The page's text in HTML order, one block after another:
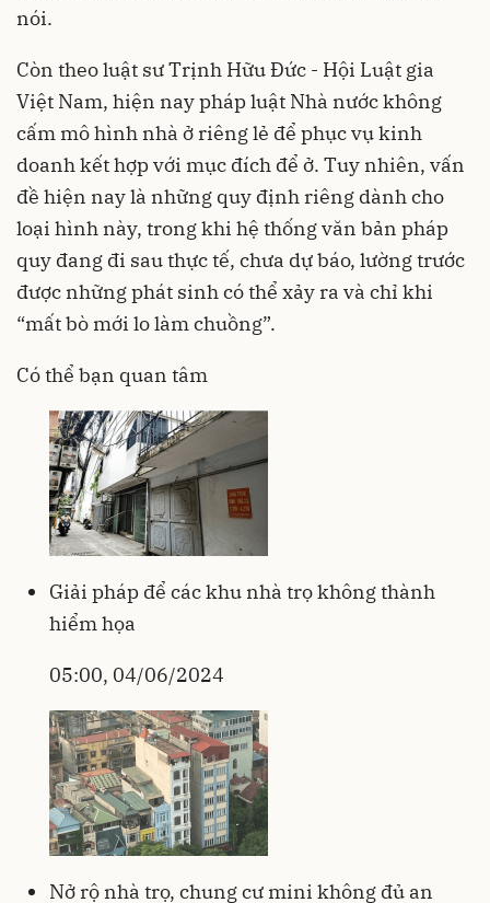
nói.
Còn theo luật sư Trịnh Hữu Đức - Hội Luật gia
Việt Nam, hiện nay pháp luật Nhà nước không
cấm mô hình nhà ở riêng lẻ để phục vụ kinh
doanh kết hợp với mục đích để ở. Tuy nhiên, vấn
đề hiện nay là những quy định riêng dành cho
loại hình này, trong khi hệ thống văn bản pháp
quy đang đi sau thực tế, chưa dự báo, lường trước
được những phát sinh có thể xảy ra và chỉ khi
“mất bò mới lo làm chuồng”.
Có thể bạn quan tâm
Giải pháp để các khu nhà trọ không thành
hiểm họa
05:00, 04/06/2024
Nở rộ nhà trọ, chung cư mini không đủ an